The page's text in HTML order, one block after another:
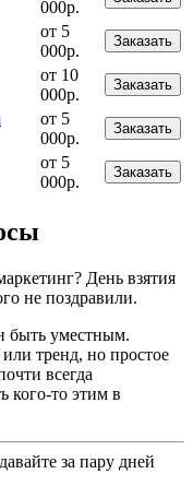
000р.
от 5
000р.
Заказать
от 10
000р.
Заказать
от 5
000р.
Заказать
от 5
000р.
Заказать
День взятия
не поздравили.
быть уместным.
тренд, но простое
всегда
кого-то этим в
за пару дней